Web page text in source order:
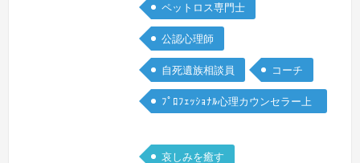
まの気持ちを表現できる機会の大切さを
感じて… 続きを見る »
ペットロス専門士
公認心理師
自死遺族相談員 コーチ
ﾌﾟﾛﾌｪｯｼｮﾅﾙ心理カウンセラー上
哀しみを癒す